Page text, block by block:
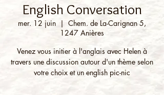
English Conversation
mer. 12 juin
  |
Chem. de La-Carignan 5,
1247 Anières
Venez vous initier à l'anglais avec Helen à
travers une discussion autour d'un thème selon
votre choix et un english pic-nic